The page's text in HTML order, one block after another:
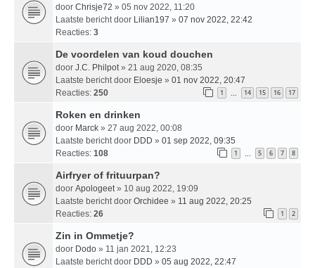
door Chrisje72 » 05 nov 2022, 11:20
Laatste bericht door Lilian197 » 07 nov 2022, 22:42
Reacties: 3
De voordelen van koud douchen
door J.C. Philpot » 21 aug 2020, 08:35
Laatste bericht door Eloesje » 01 nov 2022, 20:47
Reacties: 250 1 … 14 15 16 17
Roken en drinken
door Marck » 27 aug 2022, 00:08
Laatste bericht door DDD » 01 sep 2022, 09:35
Reacties: 108 1 … 5 6 7 8
Airfryer of frituurpan?
door Apologeet » 10 aug 2022, 19:09
Laatste bericht door Orchidee » 11 aug 2022, 20:25
Reacties: 26 1 2
Zin in Ommetje?
door Dodo » 11 jan 2021, 12:23
Laatste bericht door DDD » 05 aug 2022, 22:47